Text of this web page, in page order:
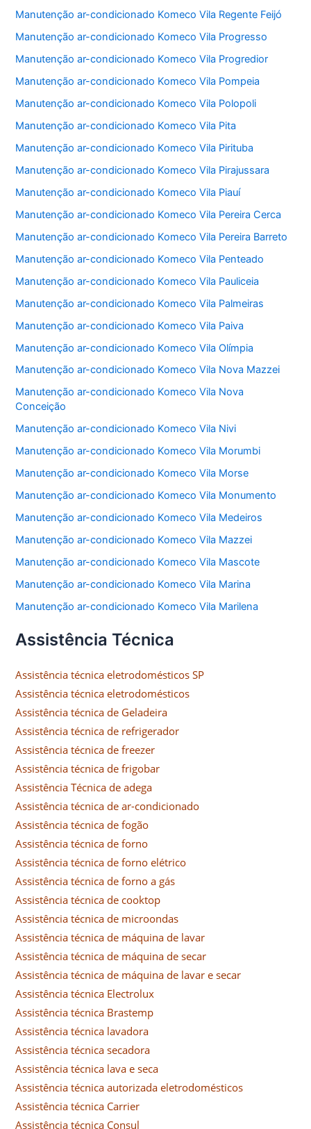
Manutenção ar-condicionado Komeco Vila Regente Feijó
Manutenção ar-condicionado Komeco Vila Progresso
Manutenção ar-condicionado Komeco Vila Progredior
Manutenção ar-condicionado Komeco Vila Pompeia
Manutenção ar-condicionado Komeco Vila Polopoli
Manutenção ar-condicionado Komeco Vila Pita
Manutenção ar-condicionado Komeco Vila Pirituba
Manutenção ar-condicionado Komeco Vila Pirajussara
Manutenção ar-condicionado Komeco Vila Piauí
Manutenção ar-condicionado Komeco Vila Pereira Cerca
Manutenção ar-condicionado Komeco Vila Pereira Barreto
Manutenção ar-condicionado Komeco Vila Penteado
Manutenção ar-condicionado Komeco Vila Pauliceia
Manutenção ar-condicionado Komeco Vila Palmeiras
Manutenção ar-condicionado Komeco Vila Paiva
Manutenção ar-condicionado Komeco Vila Olímpia
Manutenção ar-condicionado Komeco Vila Nova Mazzei
Manutenção ar-condicionado Komeco Vila Nova
Conceição
Manutenção ar-condicionado Komeco Vila Nivi
Manutenção ar-condicionado Komeco Vila Morumbi
Manutenção ar-condicionado Komeco Vila Morse
Manutenção ar-condicionado Komeco Vila Monumento
Manutenção ar-condicionado Komeco Vila Medeiros
Manutenção ar-condicionado Komeco Vila Mazzei
Manutenção ar-condicionado Komeco Vila Mascote
Manutenção ar-condicionado Komeco Vila Marina
Manutenção ar-condicionado Komeco Vila Marilena
Assistência Técnica
Assistência técnica eletrodomésticos SP
Assistência técnica eletrodomésticos
Assistência técnica de Geladeira
Assistência técnica de refrigerador
Assistência técnica de freezer
Assistência técnica de frigobar
Assistência Técnica de adega
Assistência técnica de ar-condicionado
Assistência técnica de fogão
Assistência técnica de forno
Assistência técnica de forno elétrico
Assistência técnica de forno a gás
Assistência técnica de cooktop
Assistência técnica de microondas
Assistência técnica de máquina de lavar
Assistência técnica de máquina de secar
Assistência técnica de máquina de lavar e secar
Assistência técnica Electrolux
Assistência técnica Brastemp
Assistência técnica lavadora
Assistência técnica secadora
Assistência técnica lava e seca
Assistência técnica autorizada eletrodomésticos
Assistência técnica Carrier
Assistência técnica Consul